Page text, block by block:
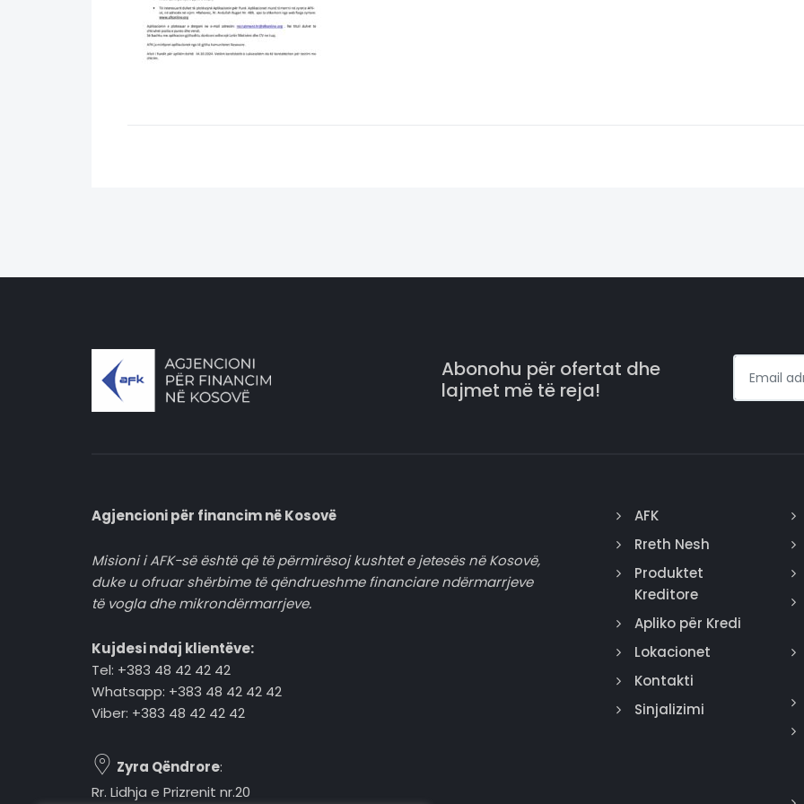
Abonohu për ofertat dhe
lajmet më të reja!
Agjencioni për financim në Kosovë
Misioni i AFK-së është që të përmirësoj kushtet e jetesës në Kosovë,
duke u ofruar shërbime të qëndrueshme financiare ndërmarrjeve
të vogla dhe mikrondërmarrjeve.
Kujdesi ndaj klientëve:
Tel: +383 48 42 42 42
Whatsapp: +383 48 42 42 42
Viber: +383 48 42 42 42
Zyra Qëndrore:
Rr. Lidhja e Prizrenit nr.20
AFK
Rreth Nesh
Produktet
Kreditore
Apliko për Kredi
Lokacionet
Kontakti
Sinjalizimi